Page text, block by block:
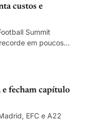
custos e
Summit
em poucos
fecham capítulo
EFC e A22